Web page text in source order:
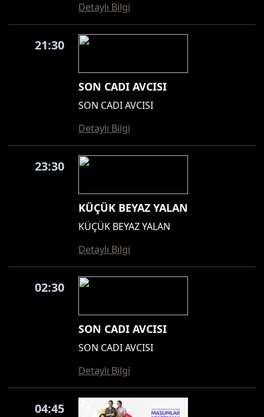
Detaylı Bilgi
21:30
SON CADI AVCISI
SON CADI AVCISI
Detaylı Bilgi
23:30
KÜÇÜK BEYAZ YALAN
KÜÇÜK BEYAZ YALAN
Detaylı Bilgi
02:30
SON CADI AVCISI
SON CADI AVCISI
Detaylı Bilgi
04:45